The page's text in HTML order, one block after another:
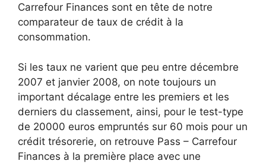
Carrefour Finances sont en tête de notre
comparateur de taux de crédit à la
consommation.
Si les taux ne varient que peu entre décembre
2007 et janvier 2008, on note toujours un
important décalage entre les premiers et les
derniers du classement, ainsi, pour le test-type
de 20000 euros empruntés sur 60 mois pour un
crédit trésorerie, on retrouve Pass – Carrefour
Finances à la première place avec une